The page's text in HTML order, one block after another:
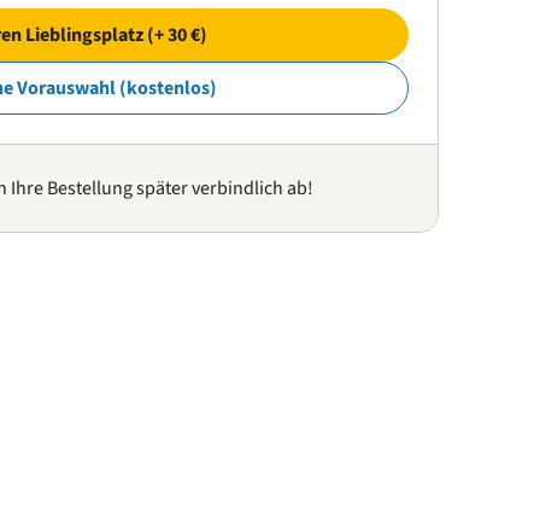
Lieblingsplatz (+ 30 €)
Vorauswahl (kostenlos)
Ihre Bestellung später verbindlich ab!